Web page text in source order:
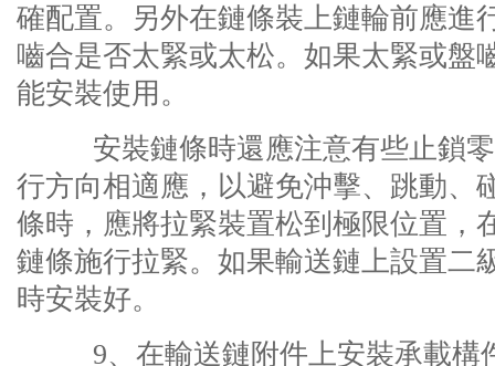
確配置。另外在鏈條裝上鏈輪前應進
嚙合是否太緊或太松。如果太緊或盤
能安裝使用。
安裝鏈條時還應注意有些止鎖零
行方向相適應，以避免沖擊、跳動、
條時，應將拉緊裝置松到極限位置，
鏈條施行拉緊。如果輸送鏈上設置二
時安裝好。
9、在輸送鏈附件上安裝承載構